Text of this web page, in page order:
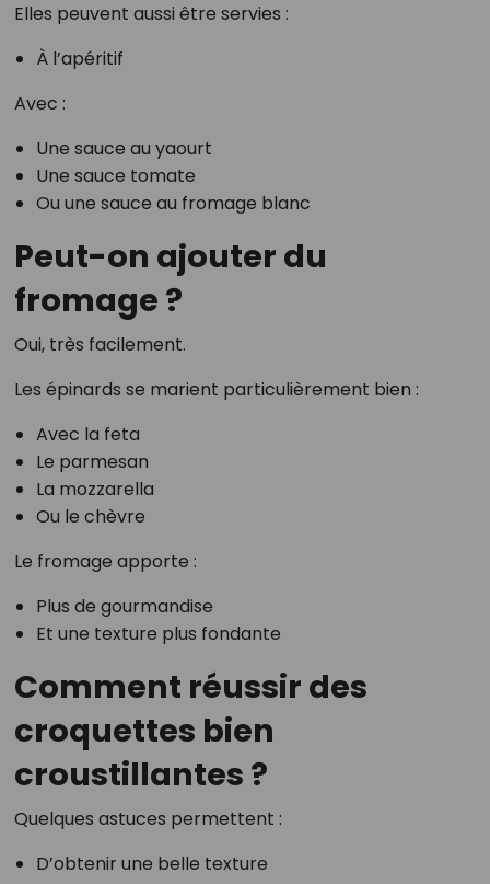
Elles peuvent aussi être servies :
À l’apéritif
Avec :
Une sauce au yaourt
Une sauce tomate
Ou une sauce au fromage blanc
Peut-on ajouter du
fromage ?
Oui, très facilement.
Les épinards se marient particulièrement bien :
Avec la feta
Le parmesan
La mozzarella
Ou le chèvre
Le fromage apporte :
Plus de gourmandise
Et une texture plus fondante
Comment réussir des
croquettes bien
croustillantes ?
Quelques astuces permettent :
D’obtenir une belle texture